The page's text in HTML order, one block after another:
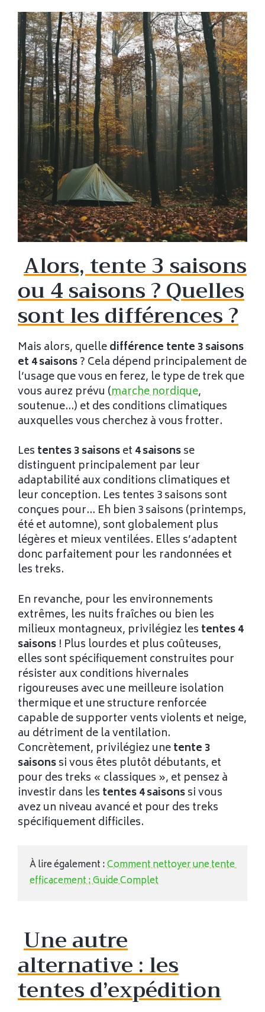
Alors, tente 3 saisons
ou 4 saisons ? Quelles
sont les différences ?
Mais alors, quelledifférence tente 3 saisons
et 4 saisons? Cela dépend principalement de
l’usage que vous en ferez, le type de trek que
vous aurez prévu (marche nordique,
soutenue…) et des conditions climatiques
auxquelles vous cherchez à vous frotter.
Les tentes 3 saisonset 4 saisonsse
distinguent principalement par leur
adaptabilité aux conditions climatiques et
leur conception. Les tentes 3 saisons sont
conçues pour… Eh bien 3 saisons (printemps,
été et automne), sont globalement plus
légères et mieux ventilées. Elles s’adaptent
donc parfaitement pour les randonnées et
les treks.
En revanche, pour les environnements
extrêmes, les nuits fraîches ou bien les
milieux montagneux, privilégiez les tentes 4
saisons ! Plus lourdes et plus coûteuses,
elles sont spécifiquement construites pour
résister aux conditions hivernales
rigoureuses avec une meilleure isolation
thermique et une structure renforcée
capable de supporter vents violents et neige,
au détriment de la ventilation.
Concrètement, privilégiez unetente 3
saisonssi vous êtes plutôt débutants, et
pour des treks « classiques », et pensez à
investir dans les tentes 4 saisonssi vous
avez un niveau avancé et pour des treks
spécifiquement difficiles.
À lire également : Comment nettoyer une tente
efficacement : Guide Complet
Une autre
alternative : les
tentes d’expédition